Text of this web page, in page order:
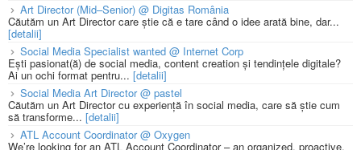
Art Director (Mid–Senior) @ Digitas România
Căutăm un Art Director care știe că e tare când o idee arată bine, dar...
[detalii]
Social Media Specialist wanted @ Internet Corp
Ești pasionat(ă) de social media, content creation și tendințele digitale?
Ai un ochi format pentru... [detalii]
Social Media Art Director @ pastel
Căutăm un Art Director cu experiență în social media, care să știe cum
să transforme... [detalii]
ATL Account Coordinator @ Oxygen
We’re looking for an ATL Account Coordinator – an organized, proactive,